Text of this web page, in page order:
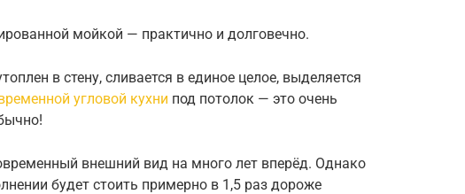
мойкой — практично и долговечно.
в стену, сливается в единое целое, выделяется
угловой кухни под потолок — это очень
внешний вид на много лет вперёд. Однако
будет стоить примерно в 1,5 раз дороже